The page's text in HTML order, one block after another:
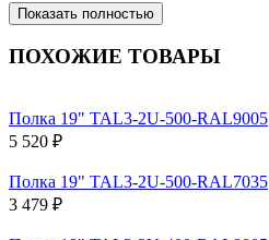
Показать полностью
ПОХОЖИЕ ТОВАРЫ
Полка 19" TAL3-2U-500-RAL9005
5 520 ₽
Полка 19" TAL3-2U-500-RAL7035
3 479 ₽